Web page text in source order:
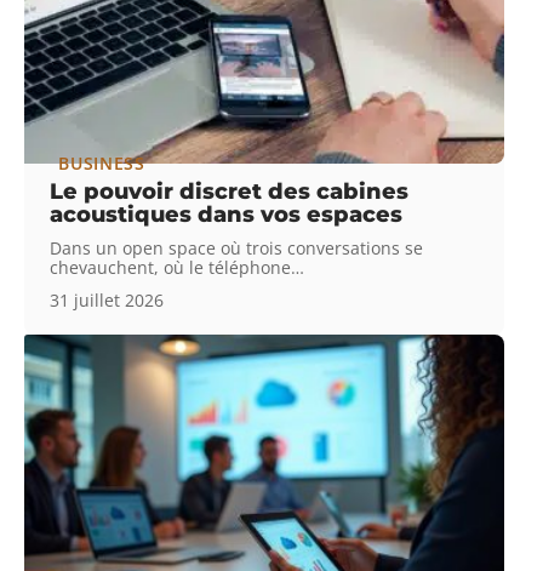
BUSINESS
Le pouvoir discret des cabines
acoustiques dans vos espaces
Dans un open space où trois conversations se
chevauchent, où le téléphone…
31 juillet 2026